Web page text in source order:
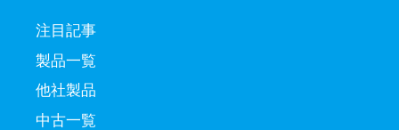
注目記事
製品一覧
他社製品
中古一覧